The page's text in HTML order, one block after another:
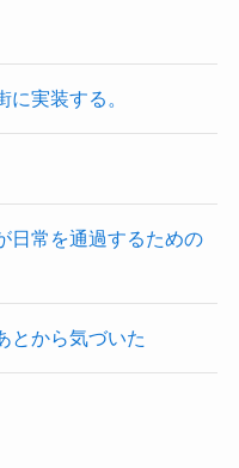
実装する。
日常を通過するための
とから気づいた